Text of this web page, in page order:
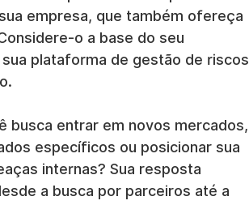
empresa, que também ofereça
o a base do seu
plataforma de gestão de riscos
busca entrar em novos mercados,
específicos ou posicionar sua
internas? Sua resposta
a busca por parceiros até a